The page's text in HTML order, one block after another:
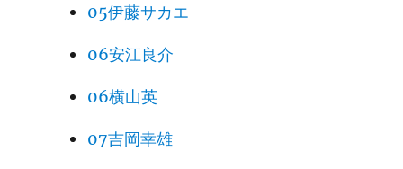
05伊藤サカエ
06安江良介
06横山英
07吉岡幸雄